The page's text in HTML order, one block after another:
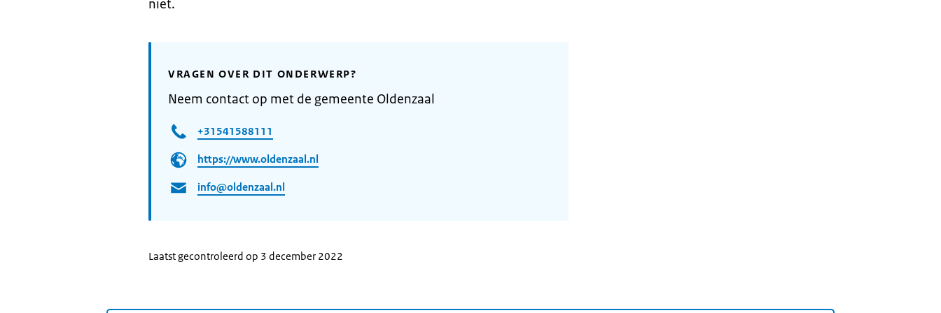
niet.
VRAGEN OVER DIT ONDERWERP?
Neem contact op met de gemeente Oldenzaal
+31541588111
https://www.oldenzaal.nl
info@oldenzaal.nl
Laatst gecontroleerd op 3 december 2022